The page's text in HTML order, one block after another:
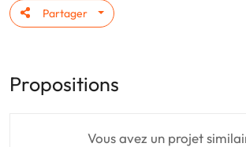
Partager
Propositions
Vous avez un projet